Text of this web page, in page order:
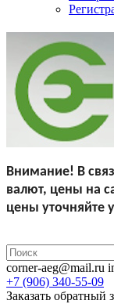
Внимание! В
валют, цены на
цены уточняйте
corner-aeg@mail.ru
+7 (906) 340-55-09
Заказать обратный